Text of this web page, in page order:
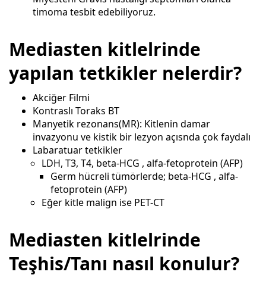
timoma tesbit edebiliyoruz.
Mediasten kitlelrinde
yapılan tetkikler nelerdir?
Akciğer Filmi
Kontraslı Toraks BT
Manyetik rezonans(MR): Kitlenin damar
invazyonu ve kistik bir lezyon açısnda çok faydalı
Labaratuar tetkikler
LDH, T3, T4, beta-HCG , alfa-fetoprotein (AFP)
Germ hücreli tümörlerde; beta-HCG , alfa-
fetoprotein (AFP)
Eğer kitle malign ise PET-CT
Mediasten kitlelrinde
Teşhis/Tanı nasıl konulur?